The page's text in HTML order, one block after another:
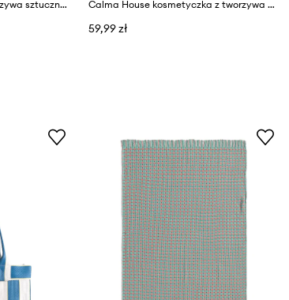
Calma House torba z tworzywa sztucznego 35 x 35 x 12 cm Calma House kosmetyczka z tworzywa sztucznego 24 x 18 cm
59,99 zł